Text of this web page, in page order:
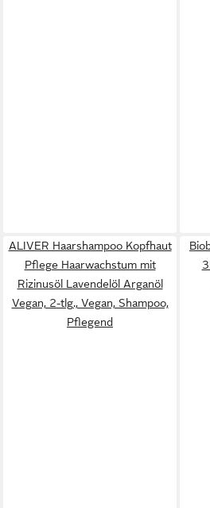
ALIVER Haarshampoo Kopfhaut
Pflege Haarwachstum mit
Rizinusöl Lavendelöl Arganöl
Vegan, 2-tlg., Vegan, Shampoo,
Pflegend